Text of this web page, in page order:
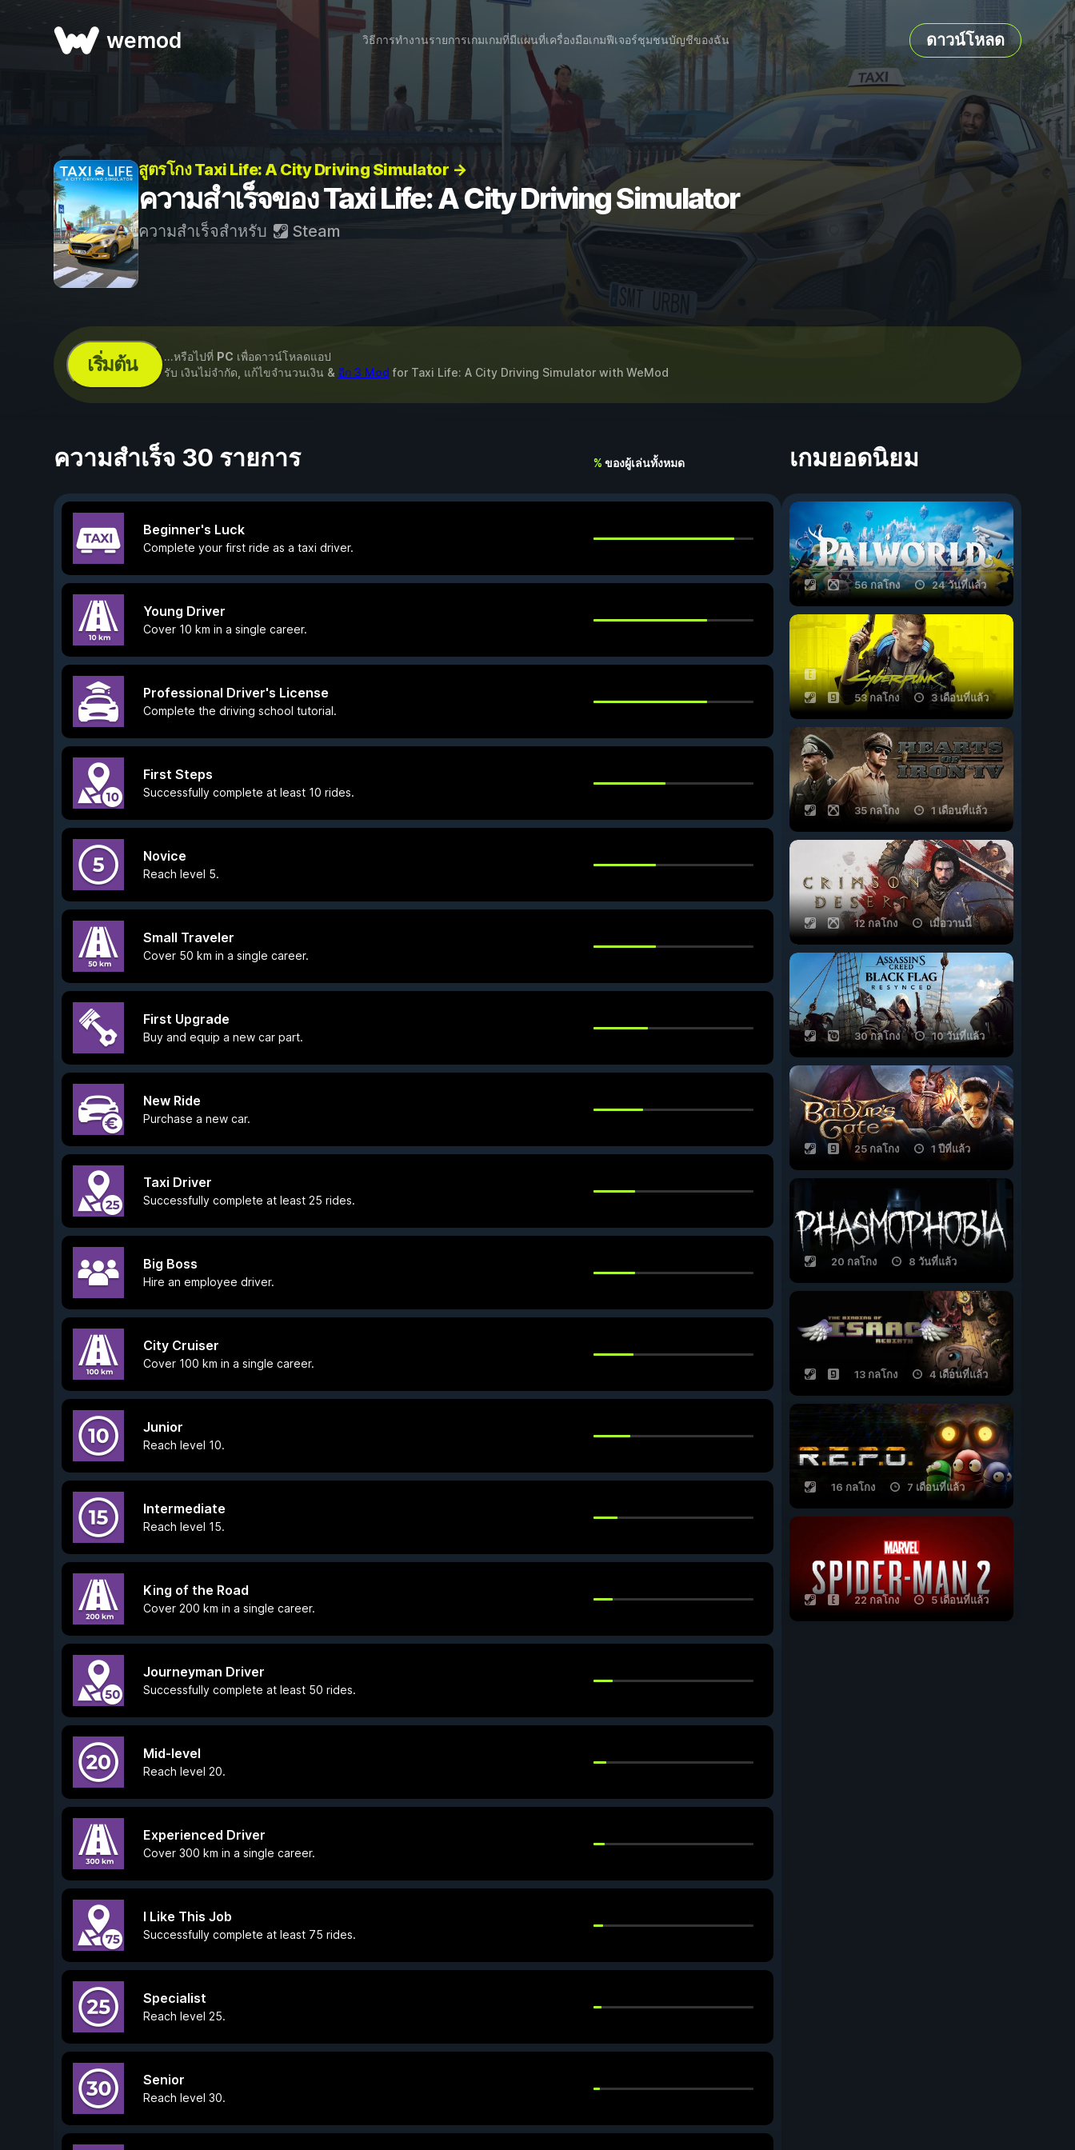
wemod วิธีการทำงานรายการเกมเกมที่มีแผนที่เครื่องมือเกมฟีเจอร์ชุมชนบัญชีของฉัน ดาวน์โหลด
สูตรโกง Taxi Life: A City Driving Simulator →
ความสำเร็จของ Taxi Life: A City Driving Simulator
ความสำเร็จสำหรับ Steam
เริ่มต้น ...หรือไปที่ PC เพื่อดาวน์โหลดแอป
รับ เงินไม่จำกัด, แก้ไขจำนวนเงิน & อีก 3 Mod for Taxi Life: A City Driving Simulatorwith WeMod
ความสำเร็จ 30 รายการ % ของผู้เล่นทั้งหมด
Beginner's Luck
Complete your first ride as a taxi driver.
Young Driver
Cover 10 km in a single career.
Professional Driver's License
Complete the driving school tutorial.
First Steps
Successfully complete at least 10 rides.
Novice
Reach level 5.
Small Traveler
Cover 50 km in a single career.
First Upgrade
Buy and equip a new car part.
New Ride
Purchase a new car.
Taxi Driver
Successfully complete at least 25 rides.
Big Boss
Hire an employee driver.
City Cruiser
Cover 100 km in a single career.
Junior
Reach level 10.
Intermediate
Reach level 15.
King of the Road
Cover 200 km in a single career.
Journeyman Driver
Successfully complete at least 50 rides.
Mid-level
Reach level 20.
Experienced Driver
Cover 300 km in a single career.
I Like This Job
Successfully complete at least 75 rides.
Specialist
Reach level 25.
Senior
Reach level 30.
เกมยอดนิยม
56 กลโกง 24 วันที่แล้ว
53 กลโกง 3 เดือนที่แล้ว
35 กลโกง 1 เดือนที่แล้ว
12 กลโกง เมื่อวานนี้
30 กลโกง 10 วันที่แล้ว
25 กลโกง 1 ปีที่แล้ว
20 กลโกง 8 วันที่แล้ว
13 กลโกง 4 เดือนที่แล้ว
16 กลโกง 7 เดือนที่แล้ว
22 กลโกง 5 เดือนที่แล้ว